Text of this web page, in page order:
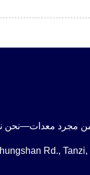
Rd.,